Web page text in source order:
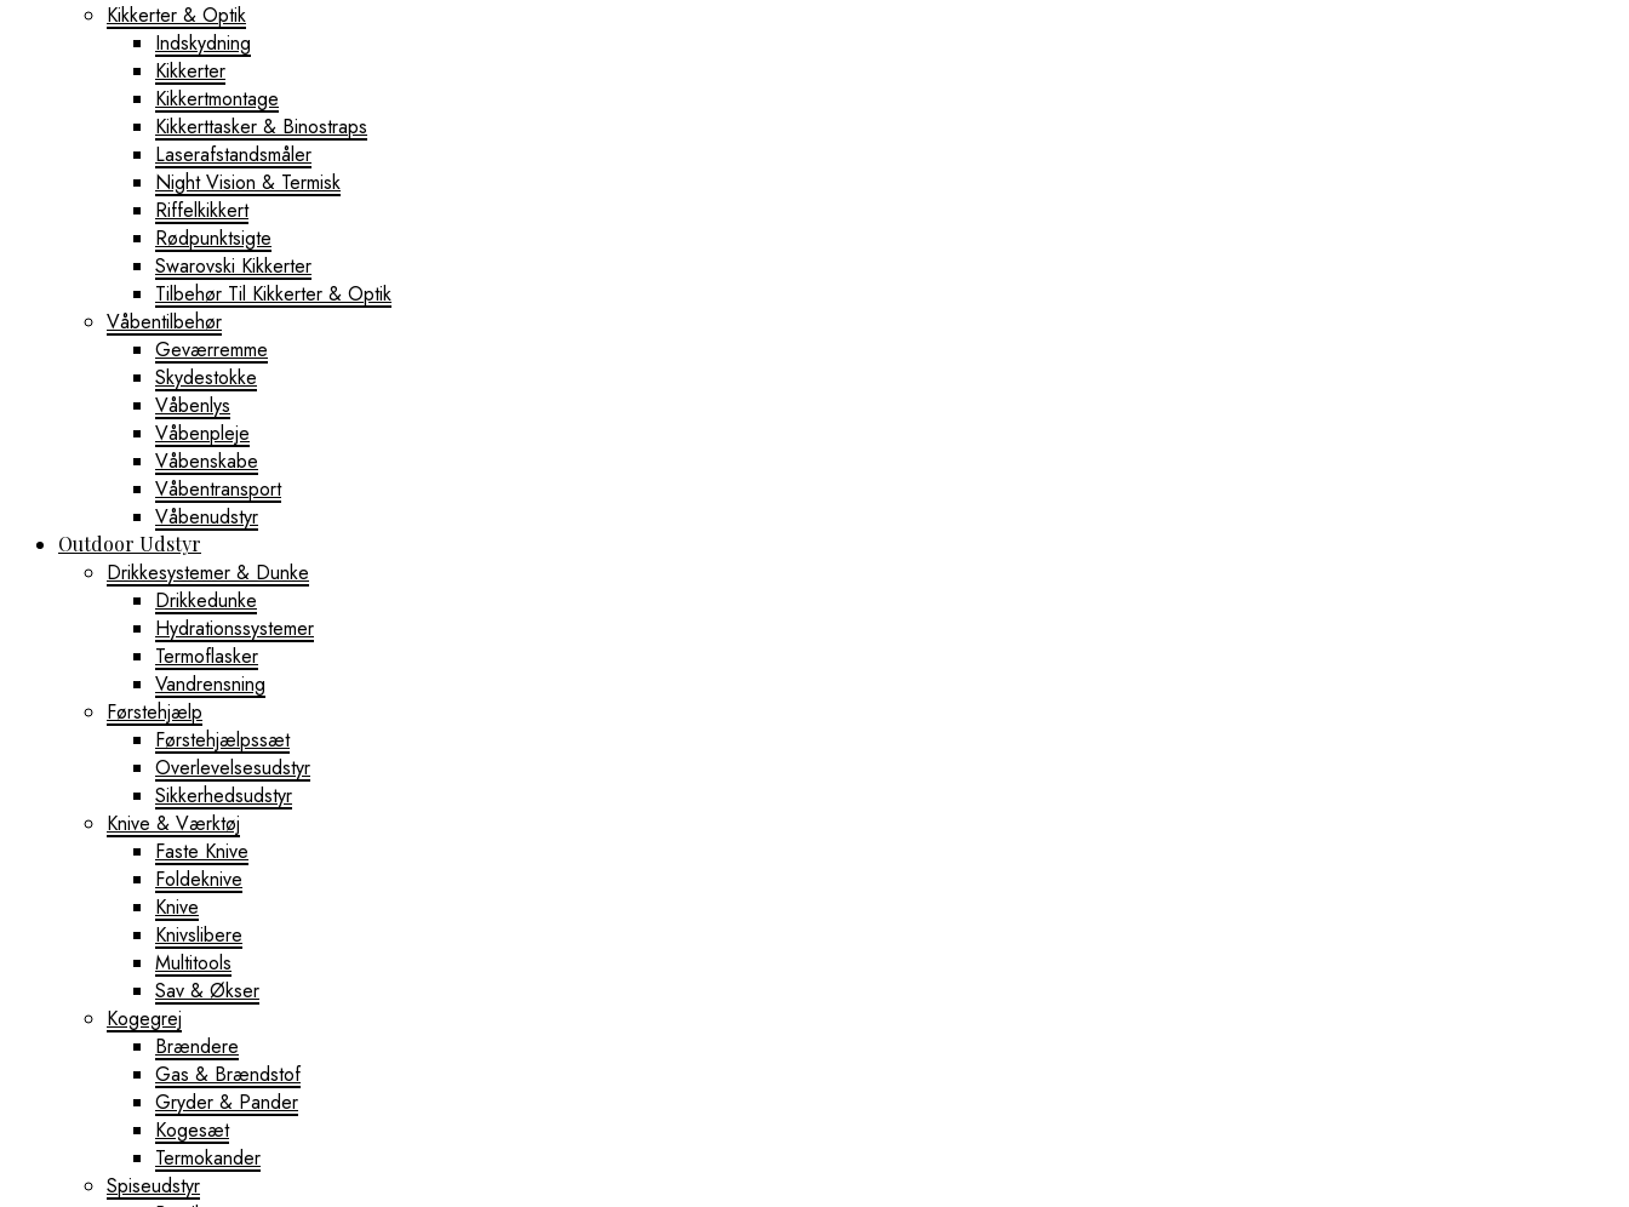
Kikkerter & Optik
Indskydning
Kikkerter
Kikkertmontage
Kikkerttasker & Binostraps
Laserafstandsmåler
Night Vision & Termisk
Riffelkikkert
Rødpunktsigte
Swarovski Kikkerter
Tilbehør Til Kikkerter & Optik
Våbentilbehør
Geværremme
Skydestokke
Våbenlys
Våbenpleje
Våbenskabe
Våbentransport
Våbenudstyr
Outdoor Udstyr
Drikkesystemer & Dunke
Drikkedunke
Hydrationssystemer
Termoflasker
Vandrensning
Førstehjælp
Førstehjælpssæt
Overlevelsesudstyr
Sikkerhedsudstyr
Knive & Værktøj
Faste Knive
Foldeknive
Knive
Knivslibere
Multitools
Sav & Økser
Kogegrej
Brændere
Gas & Brændstof
Gryder & Pander
Kogesæt
Termokander
Spiseudstyr